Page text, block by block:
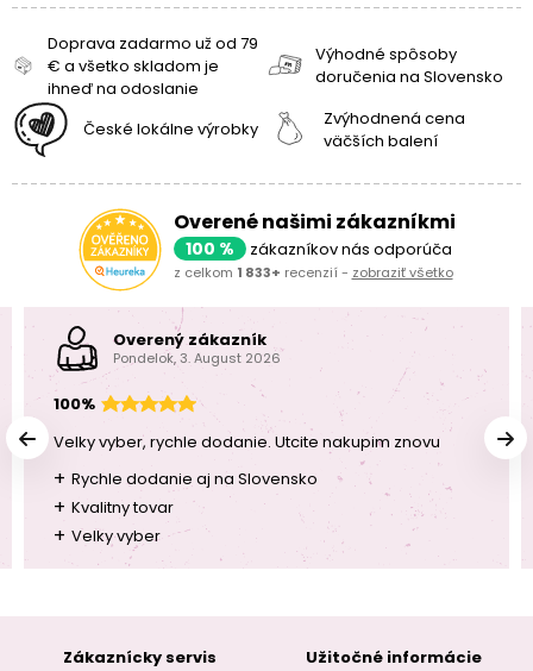
Doprava zadarmo už od 79
€ a všetko skladom je
ihneď na odoslanie
Výhodné spôsoby
doručenia na Slovensko
České lokálne výrobky
Zvýhodnená cena
väčších balení
Overené našimi zákazníkmi
100 % zákazníkov nás odporúča
z celkom 1 833+ recenzií - zobraziť všetko
Overený zákazník
Pondelok, 3. August 2026
100%
Velky vyber, rychle dodanie. Utcite nakupim znovu
+ Rychle dodanie aj na Slovensko
+ Kvalitny tovar
+ Velky vyber
Zákaznícky servis
Užitočné informácie